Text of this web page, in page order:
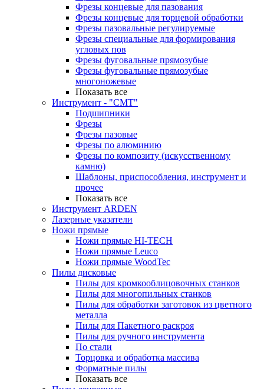
Фрезы концевые для пазования
Фрезы концевые для торцевой обработки
Фрезы пазовальные регулируемые
Фрезы специальные для формирования
угловых пов
Фрезы фуговальные прямозубые
Фрезы фуговальные прямозубые
многоножевые
Показать все
Инструмент - "СМТ"
Подшипники
Фрезы
Фрезы пазовые
Фрезы по алюминию
Фрезы по композиту (искусственному
камню)
Шаблоны, приспособления, инструмент и
прочее
Показать все
Инструмент ARDEN
Лазерные указатели
Ножи прямые
Ножи прямые HI-TECH
Ножи прямые Leuco
Ножи прямые WoodTec
Пилы дисковые
Пилы для кромкооблицовочных станков
Пилы для многопильных станков
Пилы для обработки заготовок из цветного
металла
Пилы для Пакетного раскроя
Пилы для ручного инструмента
По стали
Торцовка и обработка массива
Форматные пилы
Показать все